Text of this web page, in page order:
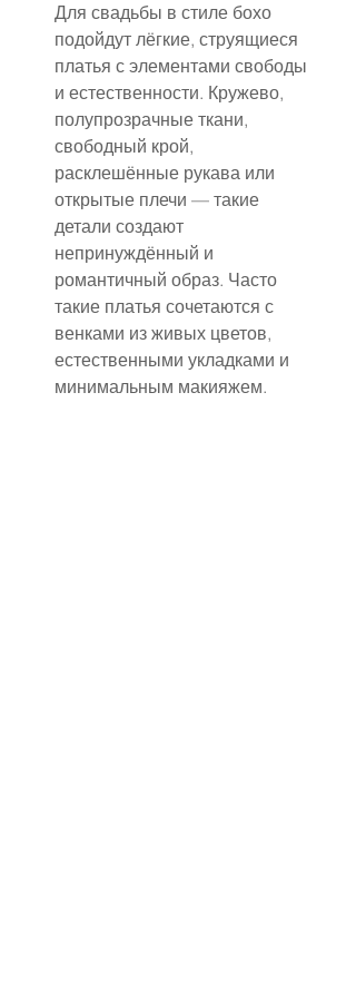
Для свадьбы в стиле бохо
подойдут лёгкие, струящиеся
платья с элементами свободы
и естественности. Кружево,
полупрозрачные ткани,
свободный крой,
расклешённые рукава или
открытые плечи — такие
детали создают
непринуждённый и
романтичный образ. Часто
такие платья сочетаются с
венками из живых цветов,
естественными укладками и
минимальным макияжем.